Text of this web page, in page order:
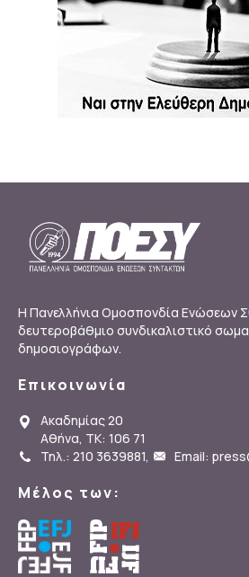
Η Πανελλήνια Ομοσπονδία Ενώσεων
δευτεροβάθμιο συνδικαλιστικό
δημοσιογράφων.
Επικοινωνία
Ακαδημίας 20
Αθήνα, ΤΚ: 106 71
Τηλ.: 210 3639881, Email:
Μέλος των: